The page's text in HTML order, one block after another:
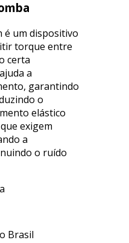
é um dispositivo
torque entre
certa
a
garantindo
o
elástico
exigem
a
o ruído
Brasil